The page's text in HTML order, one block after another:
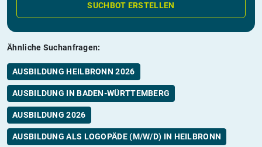
SUCHBOT ERSTELLEN
Ähnliche Suchanfragen:
AUSBILDUNG HEILBRONN 2026
AUSBILDUNG IN BADEN-WÜRTTEMBERG
AUSBILDUNG 2026
AUSBILDUNG ALS LOGOPÄDE (M/W/D) IN HEILBRONN